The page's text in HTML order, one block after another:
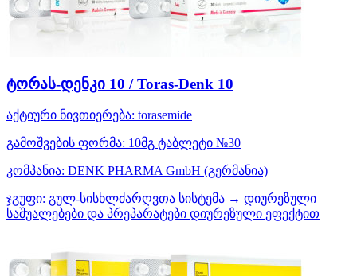
ტორას-დენკი 10 / Toras-Denk 10
აქტიური ნივთიერება: torasemide
გამოშვების ფორმა: 10მგ ტაბლეტი №30
კომპანია: DENK PHARMA GmbH (გერმანია)
ჯგუფი: გულ-სისხლძარღვთა სისტემა → დიურეზული
საშუალებები და პრეპარატები დიურეზული ეფექტით